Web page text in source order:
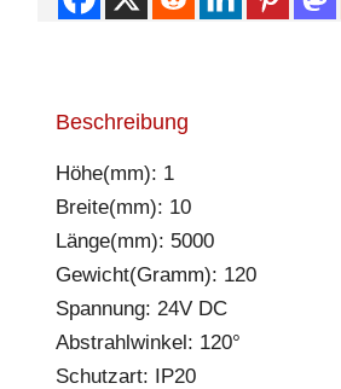
Beschreibung
Höhe(mm): 1
Breite(mm): 10
Länge(mm): 5000
Gewicht(Gramm): 120
Spannung: 24V DC
Abstrahlwinkel: 120°
Schutzart: IP20